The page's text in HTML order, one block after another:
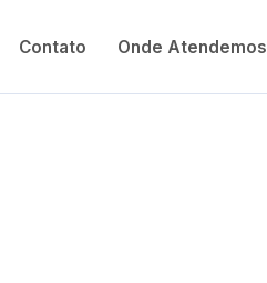
Contato Onde Atendemos